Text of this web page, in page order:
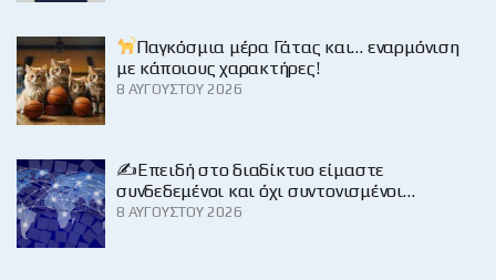
Παγκόσμια μέρα Γάτας και… εναρμόνιση
με κάποιους χαρακτήρες!
8 ΑΥΓΟΎΣΤΟΥ 2026
✍️Επειδή στο διαδίκτυο είμαστε
συνδεδεμένοι και όχι συντονισμένοι…
8 ΑΥΓΟΎΣΤΟΥ 2026